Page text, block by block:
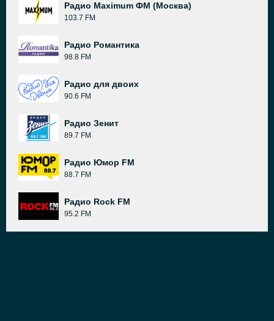
Радио Maximum ФМ (Москва)
103.7 FM
Радио Романтика
98.8 FM
Радио для двоих
90.6 FM
Радио Зенит
89.7 FM
Радио Юмор FM
88.7 FM
Радио Rock FM
95.2 FM